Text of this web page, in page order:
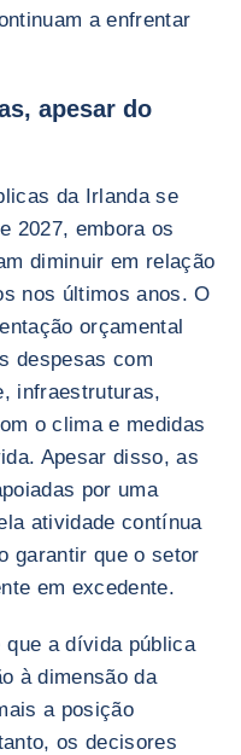
a enfrentar
apesar do
da Irlanda se
2027, embora os
diminuir em relação
nos últimos anos. O
orçamental
despesas com
infraestruturas,
o clima e medidas
Apesar disso, as
por uma
atividade contínua
garantir que o setor
em excedente.
que a dívida pública
à dimensão da
a posição
os decisores